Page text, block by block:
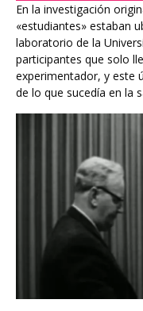
En la investigación
«estudiantes» estaban
laboratorio de la
participantes que solo
experimentador, y este
de lo que sucedía en la